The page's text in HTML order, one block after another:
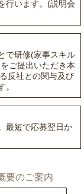
行います。(説明会
で研修(家事スキル
ご提出いただき本
反社との関与及び
。
最短で応募翌日か
要のご案内